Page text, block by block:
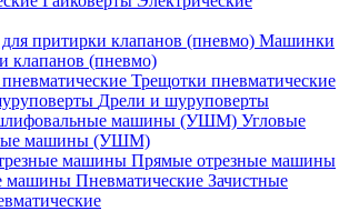
Машинки
клапанов (пневмо)
Трещотки пневматические
Дрели и шуруповерты
Угловые
машины (УШМ)
Прямые отрезные машины
Зачистные